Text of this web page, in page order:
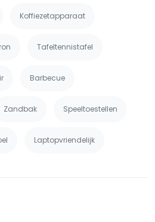
Koffiezetapparaat
Tafeltennistafel
Barbecue
Zandbak Speeltoestellen
Laptopvriendelijk